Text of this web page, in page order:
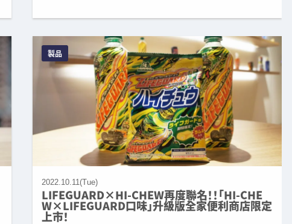
製品
2022.10.11(Tue)
LIFEGUARD×HI-CHEW再度聯名！！「HI-CHE
W×LIFEGUARD口味」升級版全家便利商店限定
上市！